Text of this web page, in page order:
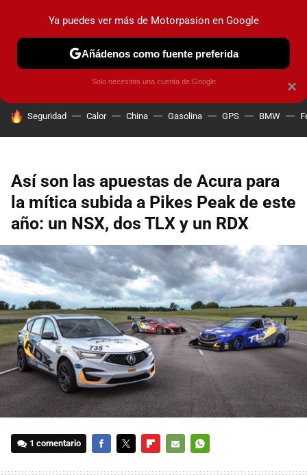
PRUEBAS COCHES ELÉCTRICOS OBSERVATORIO
HOY SE HABLA DE
Seguridad Calor China Gasolina GPS BMW
Así son las apuestas de Acura para
la mítica subida a Pikes Peak de este
año: un NSX, dos TLX y un RDX
1 comentario
×
Ya puedes ver más de Motorpasion en Google
Añádenos como fuente preferida
Solo necesitas una cuenta de Google